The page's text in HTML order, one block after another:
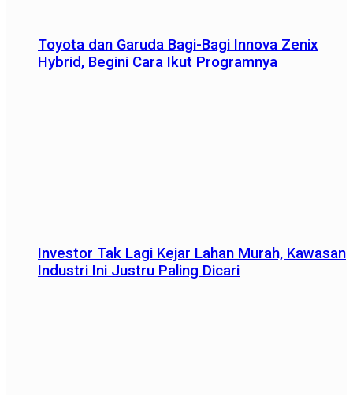
Toyota dan Garuda Bagi-Bagi Innova Zenix
Hybrid, Begini Cara Ikut Programnya
Investor Tak Lagi Kejar Lahan Murah, Kawasan
Industri Ini Justru Paling Dicari